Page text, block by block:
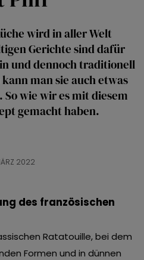
wird in aller Welt
Gerichte sind dafür
und dennoch traditionell
man sie auch etwas
wie wir es mit diesem
gemacht haben.
2022
des französischen
Ratatouille, bei dem
Formen und in dünnen